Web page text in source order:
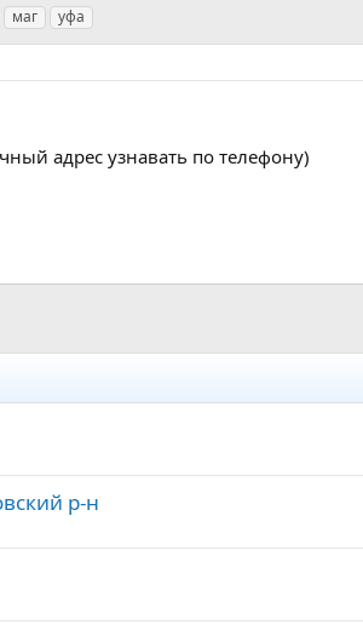
маг уфа
адрес узнавать по телефону)
р-н